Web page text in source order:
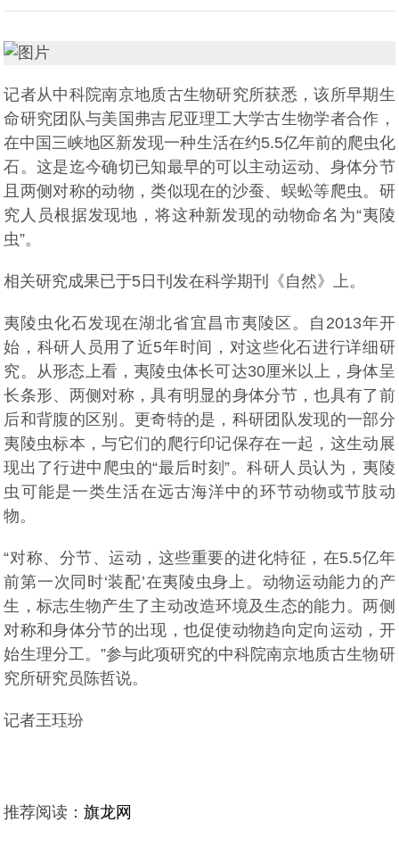
记者从中科院南京地质古生物研究所获悉，该所早期生
命研究团队与美国弗吉尼亚理工大学古生物学者合作，
在中国三峡地区新发现一种生活在约5.5亿年前的爬虫化
石。这是迄今确切已知最早的可以主动运动、身体分节
且两侧对称的动物，类似现在的沙蚕、蜈蚣等爬虫。研
究人员根据发现地，将这种新发现的动物命名为“夷陵
虫”。
相关研究成果已于5日刊发在科学期刊《自然》上。
夷陵虫化石发现在湖北省宜昌市夷陵区。自2013年开
始，科研人员用了近5年时间，对这些化石进行详细研
究。从形态上看，夷陵虫体长可达30厘米以上，身体呈
长条形、两侧对称，具有明显的身体分节，也具有了前
后和背腹的区别。更奇特的是，科研团队发现的一部分
夷陵虫标本，与它们的爬行印记保存在一起，这生动展
现出了行进中爬虫的“最后时刻”。科研人员认为，夷陵
虫可能是一类生活在远古海洋中的环节动物或节肢动
物。
“对称、分节、运动，这些重要的进化特征，在5.5亿年
前第一次同时‘装配’在夷陵虫身上。动物运动能力的产
生，标志生物产生了主动改造环境及生态的能力。两侧
对称和身体分节的出现，也促使动物趋向定向运动，开
始生理分工。”参与此项研究的中科院南京地质古生物研
究所研究员陈哲说。
记者王珏玢
推荐阅读：旗龙网